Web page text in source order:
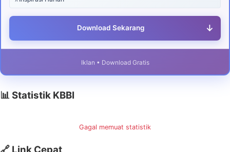
Download Sekarang ↓
Iklan • Download Gratis
📊 Statistik KBBI
Gagal memuat statistik